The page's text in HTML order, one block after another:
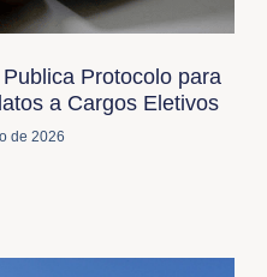
Protocolo para
a Cargos Eletivos
de 2026